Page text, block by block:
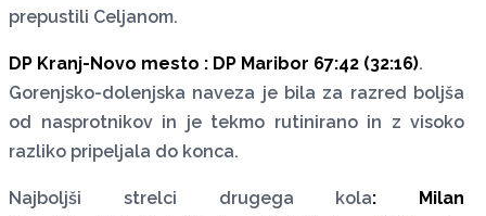
prepustili Celjanom.
DP Kranj-Novo mesto : DP Maribor 67:42 (32:16).
Gorenjsko-dolenjska naveza je bila za razred boljša
od nasprotnikov in je tekmo rutinirano in z visoko
razliko pripeljala do konca.
Najboljši strelci drugega kola: Milan